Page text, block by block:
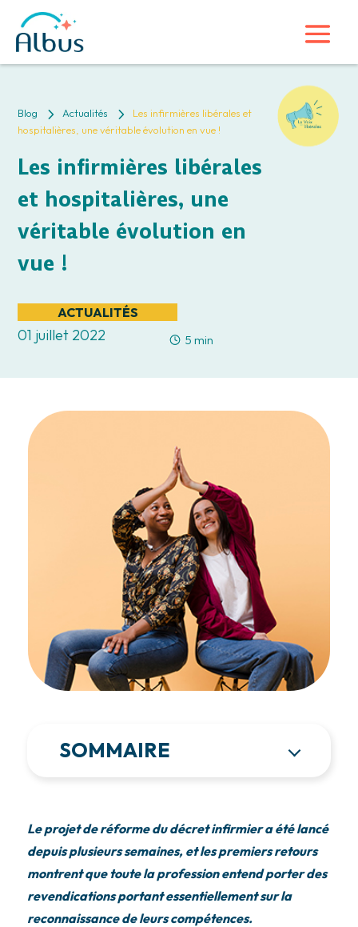
Blog 5 Actualités 5
Les infirmières libérales et
hospitalières, une véritable évolution en vue !
Les infirmières libérales
et hospitalières, une
véritable évolution en
vue !
ACTUALITÉS
01 juillet 2022 5 min
SOMMAIRE
Le projet de réforme du décret infirmier a été lancé
depuis plusieurs semaines, et les premiers retours
montrent que toute la profession entend porter des
revendications portant essentiellement sur la
reconnaissance de leurs compétences.